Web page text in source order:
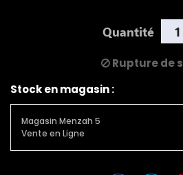
Quantité
Rupture de
Stock en magasin :
Magasin Menzah 5
Vente en Ligne